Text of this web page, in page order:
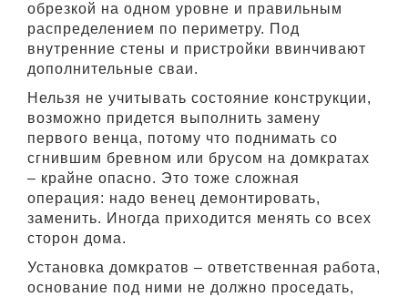
обрезкой на одном уровне и правильным
распределением по периметру. Под
внутренние стены и пристройки ввинчивают
дополнительные сваи.
Нельзя не учитывать состояние конструкции,
возможно придется выполнить замену
первого венца, потому что поднимать со
сгнившим бревном или брусом на домкратах
– крайне опасно. Это тоже сложная
операция: надо венец демонтировать,
заменить. Иногда приходится менять со всех
сторон дома.
Установка домкратов – ответственная работа,
основание под ними не должно проседать,